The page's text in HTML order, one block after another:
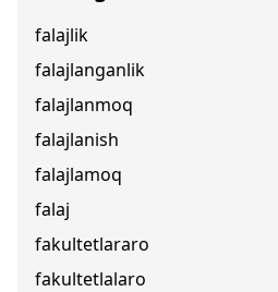
falajlik
falajlanganlik
falajlanmoq
falajlanish
falajlamoq
falaj
fakultetlararo
fakultetlalaro